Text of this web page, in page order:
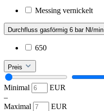
Messing vernickelt
Durchfluss gasförmig 6 bar Nl/min
650
Preis
Minimal
EUR
–
Maximal
EUR